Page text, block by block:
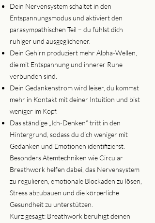
Dein Nervensystem schaltet in den
Entspannungsmodus und aktiviert den
parasympathischen Teil – du fühlst dich
ruhiger und ausgeglichener.
Dein Gehirn produziert mehr Alpha-Wellen,
die mit Entspannung und innerer Ruhe
verbunden sind.
Dein Gedankenstrom wird leiser, du kommst
mehr in Kontakt mit deiner Intuition und bist
weniger im Kopf.
Das ständige „Ich-Denken“ tritt in den
Hintergrund, sodass du dich weniger mit
Gedanken und Emotionen identifizierst.
Besonders Atemtechniken wie Circular
Breathwork helfen dabei, das Nervensystem
zu regulieren, emotionale Blockaden zu lösen,
Stress abzubauen und die körperliche
Gesundheit zu unterstützen.
Kurz gesagt: Breathwork beruhigt deinen